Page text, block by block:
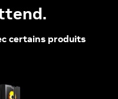
certains produits